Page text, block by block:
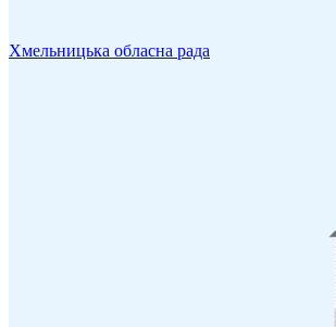
Хмельницька обласна рада